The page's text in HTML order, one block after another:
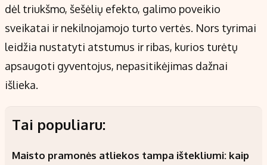
dėl triukšmo, šešėlių efekto, galimo poveikio
sveikatai ir nekilnojamojo turto vertės. Nors tyrimai
leidžia nustatyti atstumus ir ribas, kurios turėtų
apsaugoti gyventojus, nepasitikėjimas dažnai
išlieka.
Tai populiaru:
Maisto pramonės atliekos tampa ištekliumi: kaip